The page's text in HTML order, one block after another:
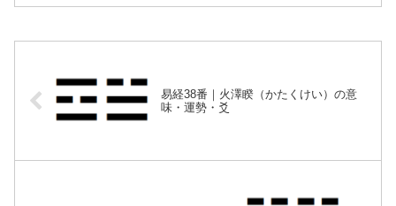
易経38番｜火澤睽（かたくけい）の意
味・運勢・爻